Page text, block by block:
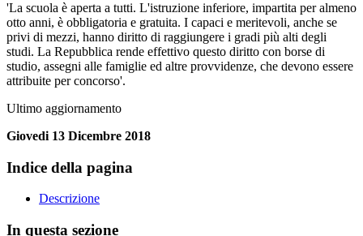
'La scuola è aperta a tutti. L'istruzione inferiore, impartita per almeno
otto anni, è obbligatoria e gratuita. I capaci e meritevoli, anche se
privi di mezzi, hanno diritto di raggiungere i gradi più alti degli
studi. La Repubblica rende effettivo questo diritto con borse di
studio, assegni alle famiglie ed altre provvidenze, che devono essere
attribuite per concorso'.
Ultimo aggiornamento
Giovedi 13 Dicembre 2018
Indice della pagina
Descrizione
In questa sezione